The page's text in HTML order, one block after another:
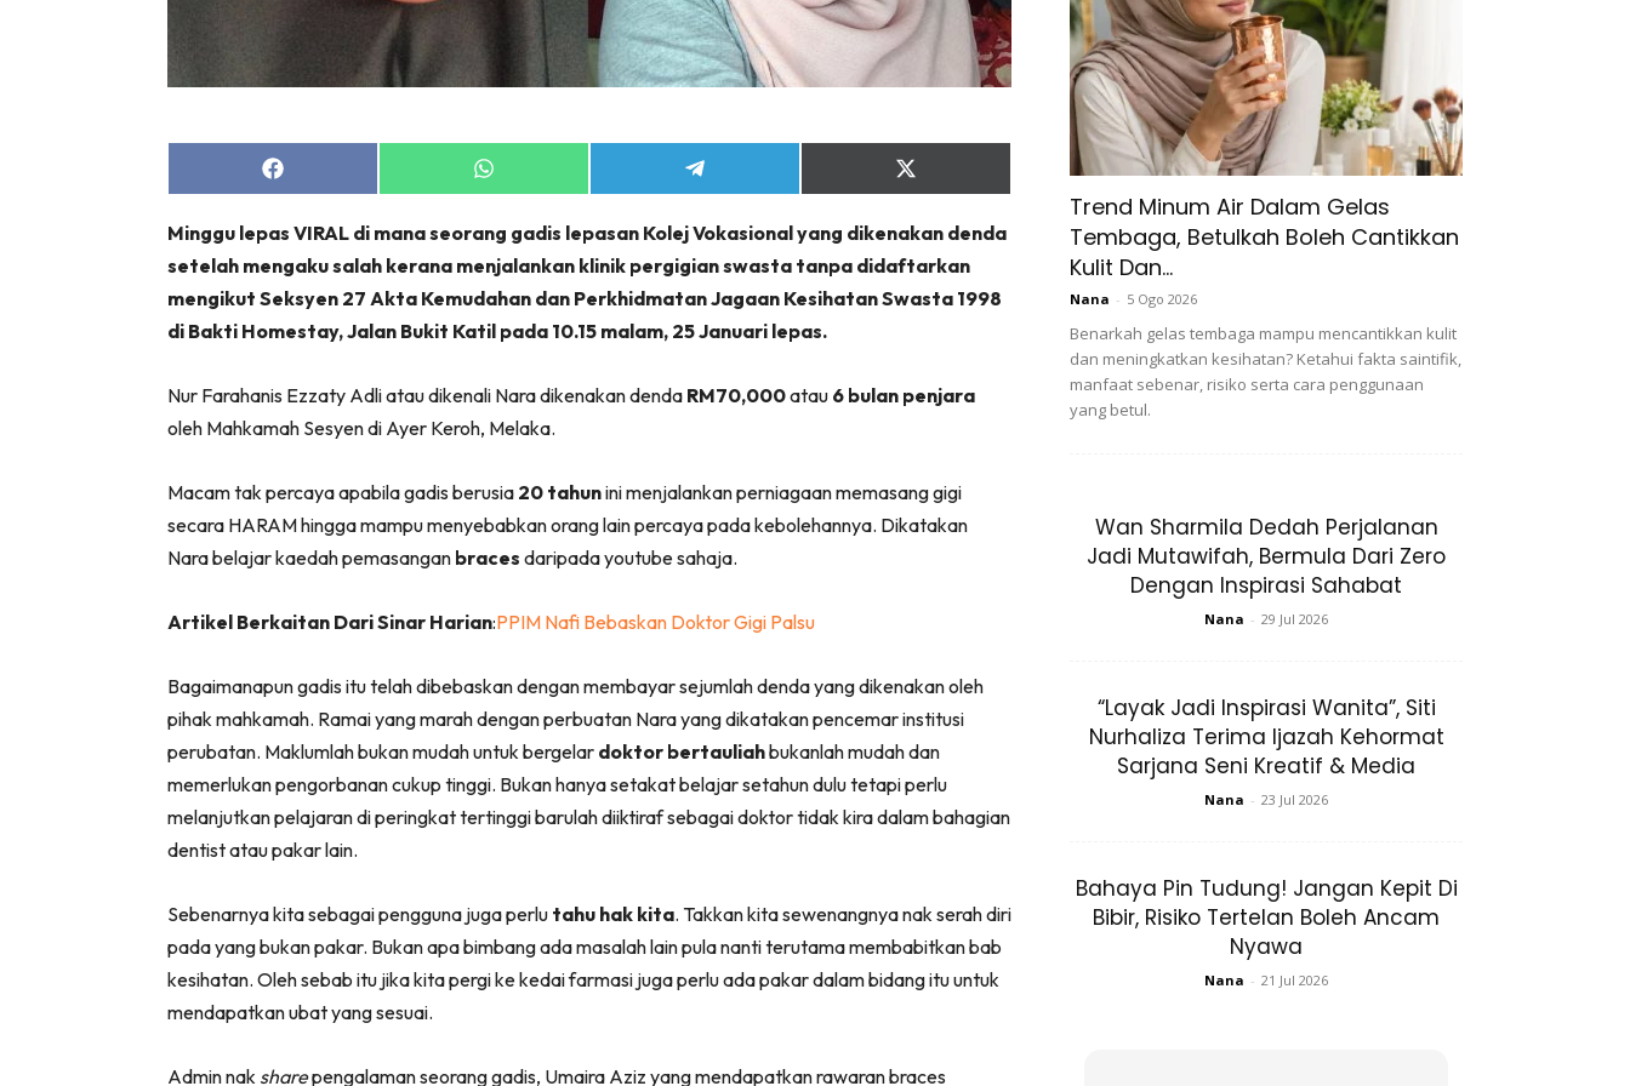
Share
on
Share
on
Share
on
Share
on
(Twitter)
Minggu lepas VIRAL di mana seorang gadis lepasan Kolej Vokasional yang dikenakan denda
setelah mengaku salah kerana menjalankan klinik pergigian swasta tanpa didaftarkan
mengikut Seksyen 27 Akta Kemudahan dan Perkhidmatan Jagaan Kesihatan Swasta 1998
di Bakti Homestay, Jalan Bukit Katil pada 10.15 malam, 25 Januari lepas.
Nur Farahanis Ezzaty Adli atau dikenali Nara dikenakan denda RM70,000atau 6 bulan penjara
oleh Mahkamah Sesyen di Ayer Keroh, Melaka.
Macam tak percaya apabila gadis berusia 20 tahunini menjalankan perniagaan memasang gigi
secara HARAM hingga mampu menyebabkan orang lain percaya pada kebolehannya. Dikatakan
Nara belajar kaedah pemasangan braces daripada youtube sahaja.
Artikel Berkaitan Dari Sinar Harian:PPIM Nafi Bebaskan Doktor Gigi Palsu
Bagaimanapun gadis itu telah dibebaskan dengan membayar sejumlah denda yang dikenakan oleh
pihak mahkamah. Ramai yang marah dengan perbuatan Nara yang dikatakan pencemar institusi
perubatan. Maklumlah bukan mudah untuk bergelar doktor bertauliahbukanlah mudah dan
memerlukan pengorbanan cukup tinggi. Bukan hanya setakat belajar setahun dulu tetapi perlu
melanjutkan pelajaran di peringkat tertinggi barulah diiktiraf sebagai doktor tidak kira dalam bahagian
dentist atau pakar lain.
Sebenarnya kita sebagai pengguna juga perlu tahu hak kita. Takkan kita sewenangnya nak serah diri
pada yang bukan pakar. Bukan apa bimbang ada masalah lain pula nanti terutama membabitkan bab
kesihatan. Oleh sebab itu jika kita pergi ke kedai farmasi juga perlu ada pakar dalam bidang itu untuk
mendapatkan ubat yang sesuai.
Admin nak sharepengalaman seorang gadis, Umaira Aziz yang mendapatkan rawaran braces
Trend Minum Air Dalam Gelas
Tembaga, Betulkah Boleh Cantikkan
Kulit Dan...
Nana - 5 Ogo 2026
Benarkah gelas tembaga mampu mencantikkan kulit
dan meningkatkan kesihatan? Ketahui fakta saintifik,
manfaat sebenar, risiko serta cara penggunaan
yang betul.
Wan Sharmila Dedah Perjalanan
Jadi Mutawifah, Bermula Dari Zero
Dengan Inspirasi Sahabat
Nana - 29 Jul 2026
“Layak Jadi Inspirasi Wanita”, Siti
Nurhaliza Terima Ijazah Kehormat
Sarjana Seni Kreatif & Media
Nana - 23 Jul 2026
Bahaya Pin Tudung! Jangan Kepit Di
Bibir, Risiko Tertelan Boleh Ancam
Nyawa
Nana - 21 Jul 2026